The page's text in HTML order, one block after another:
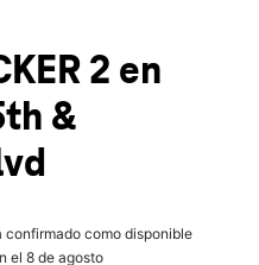
OH 43212
2 en
&
confirmado como disponible
el 8 de agosto